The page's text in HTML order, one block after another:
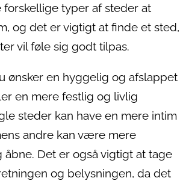
forskellige typer af steder at
og det er vigtigt at finde et sted,
vil føle sig godt tilpas.
ønsker en hyggelig og afslappet
en mere festlig og livlig
steder kan have en mere intim
andre kan være mere
åbne. Det er også vigtigt at tage
og belysningen, da det